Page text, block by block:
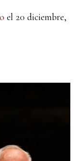
el 20 diciembre,